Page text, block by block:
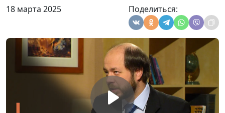
18 марта 2025 Поделиться:
Дьявольская река и
Олег Габрусевич,
священнослужитель,
историк, богослов,
Александр Богданенков,
священнослужитель,
филолог, литературовед
#127
Поиск Бога: три
Олег Габрусевич,
священнослужитель,
#126